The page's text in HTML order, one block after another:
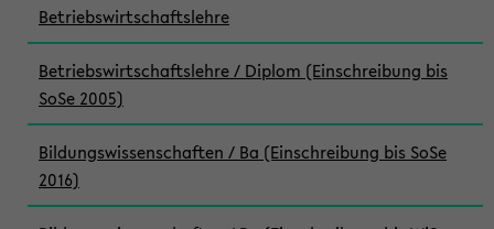
Betriebswirtschaftslehre
Betriebswirtschaftslehre / Diplom (Einschreibung bis
SoSe 2005)
Bildungswissenschaften / Ba (Einschreibung bis SoSe
2016)